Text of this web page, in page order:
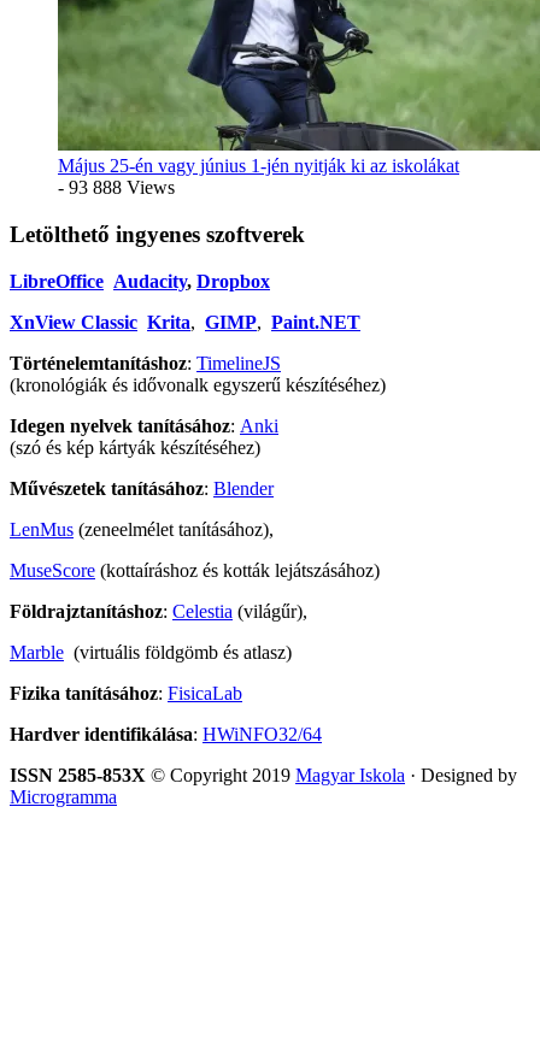
Május 25-én vagy június 1-jén nyitják ki az iskolákat
- 93 888 Views
Letölthető ingyenes szoftverek
LibreOffice Audacity, Dropbox
XnView Classic Krita, GIMP, Paint.NET
Történelemtanításhoz: TimelineJS
(kronológiák és idővonalk egyszerű készítéséhez)
Idegen nyelvek tanításához: Anki
(szó és kép kártyák készítéséhez)
Művészetek tanításához: Blender
LenMus (zeneelmélet tanításához),
MuseScore (kottaíráshoz és kották lejátszásához)
Földrajztanításhoz: Celestia (világűr),
Marble (virtuális földgömb és atlasz)
Fizika tanításához: FisicaLab
Hardver identifikálása: HWiNFO32/64
ISSN 2585-853X © Copyright 2019 Magyar Iskola · Designed by
Microgramma